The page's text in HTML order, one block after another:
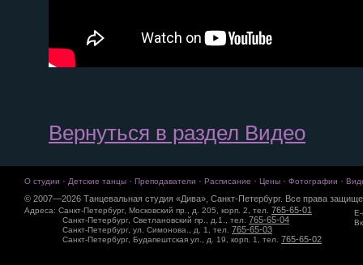
Вернуться в раздел Видео
О студии · Детские танцы · Преподаватели · Расписание · Цены · Фотографии ·
© 2007—2026 Танцевальная студия «Дива», Санкт-Петербург. Все права
Адреса: Санкт-Петербург, Московский пр., д. 205, корп. 2, тел. 765-65-01
Санкт-Петербург, Светлановский пр., д.1., тел. 765-65-04
Санкт-Петербург, ул. Симонова., д. 1, тел. 765-65-03
Санкт-Петербург, Будапештская ул., д. 19, корп. 1, тел. 765-65-02